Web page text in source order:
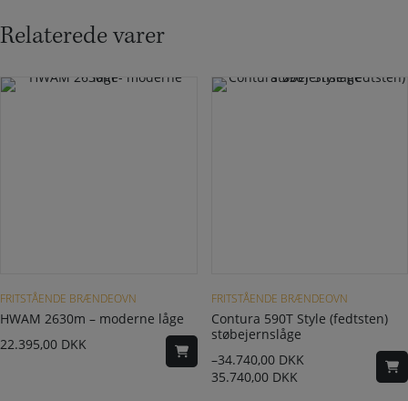
vægbeslag
Relaterede varer
FRITSTÅENDE BRÆNDEOVN
HWAM 2630m – moderne låge
22.395,00 DKK
FRITSTÅENDE BRÆNDEOVN
Contura 590T Style (fedtsten)
støbejernslåge
34.740,00 DKK
–
35.740,00 DKK